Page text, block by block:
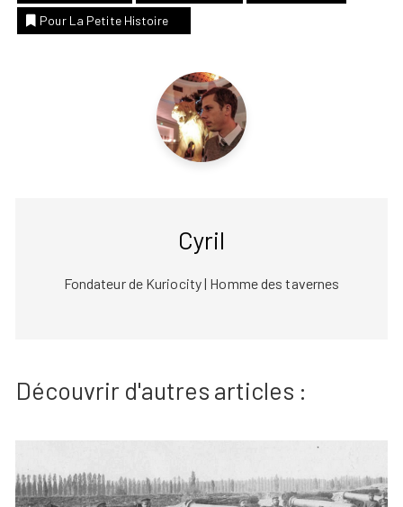
Pour La Petite Histoire
Cyril
Fondateur de Kuriocity | Homme des tavernes
Découvrir d'autres articles :